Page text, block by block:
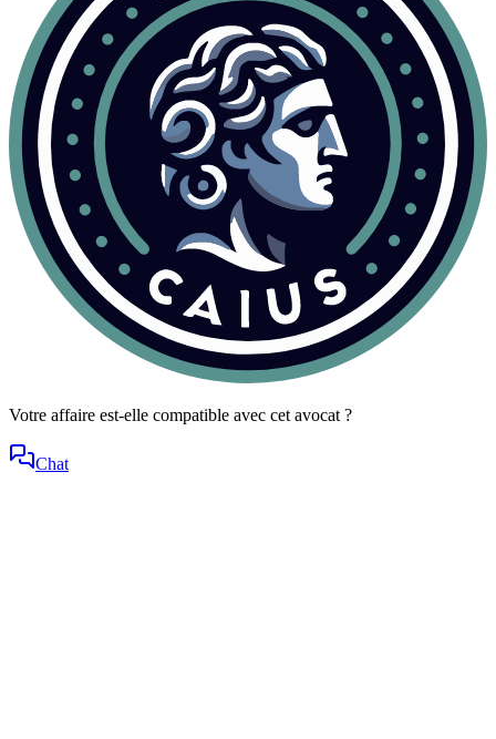
Votre affaire est-elle compatible avec cet avocat ?
Chat